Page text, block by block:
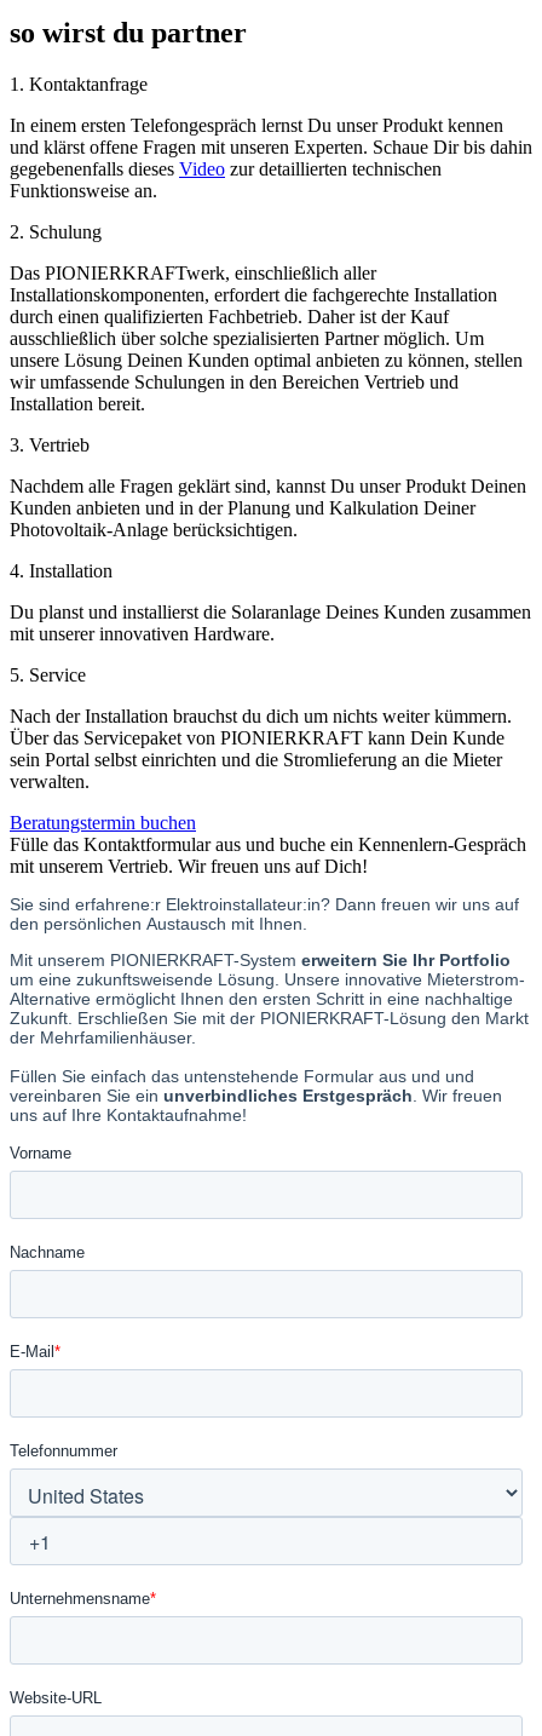
so wirst du partner
1. Kontaktanfrage
In einem ersten Telefongespräch lernst Du unser Produkt kennen
und klärst offene Fragen mit unseren Experten. Schaue Dir bis dahin
gegebenenfalls dieses Video zur detaillierten technischen
Funktionsweise an.
2. Schulung
Das PIONIERKRAFTwerk, einschließlich aller
Installationskomponenten, erfordert die fachgerechte Installation
durch einen qualifizierten Fachbetrieb. Daher ist der Kauf
ausschließlich über solche spezialisierten Partner möglich. Um
unsere Lösung Deinen Kunden optimal anbieten zu können, stellen
wir umfassende Schulungen in den Bereichen Vertrieb und
Installation bereit.
3. Vertrieb
Nachdem alle Fragen geklärt sind, kannst Du unser Produkt Deinen
Kunden anbieten und in der Planung und Kalkulation Deiner
Photovoltaik-Anlage berücksichtigen.
4. Installation
Du planst und installierst die Solaranlage Deines Kunden zusammen
mit unserer innovativen Hardware.
5. Service
Nach der Installation brauchst du dich um nichts weiter kümmern.
Über das Servicepaket von PIONIERKRAFT kann Dein Kunde
sein Portal selbst einrichten und die Stromlieferung an die Mieter
verwalten.
Beratungstermin buchen
Fülle das Kontaktformular aus und buche ein Kennenlern-Gespräch
mit unserem Vertrieb. Wir freuen uns auf Dich!